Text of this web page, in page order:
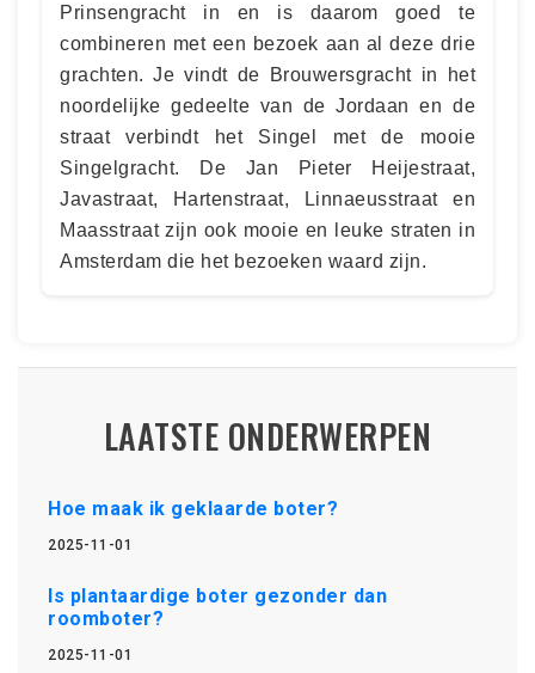
Prinsengracht in en is daarom goed te
combineren met een bezoek aan al deze drie
grachten. Je vindt de Brouwersgracht in het
noordelijke gedeelte van de Jordaan en de
straat verbindt het Singel met de mooie
Singelgracht. De Jan Pieter Heijestraat,
Javastraat, Hartenstraat, Linnaeusstraat en
Maasstraat zijn ook mooie en leuke straten in
Amsterdam die het bezoeken waard zijn.
LAATSTE ONDERWERPEN
Hoe maak ik geklaarde boter?
2025-11-01
Is plantaardige boter gezonder dan
roomboter?
2025-11-01